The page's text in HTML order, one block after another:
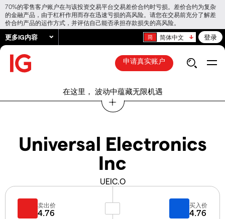
70%的零售客户账户在与该投资交易平台交易差价合约时亏损。差价合约为复杂
的金融产品，由于杠杆作用而存在迅速亏损的高风险。请您在交易前充分了解差
价合约产品的运作方式，并评估自己能否承担存款损失的高风险。
更多IG内容 简体中文 登录
申请真实账户
在这里， 波动中蕴藏无限机遇
Universal Electronics
Inc
UEIC.O
卖出价
4.76
买入价
4.76